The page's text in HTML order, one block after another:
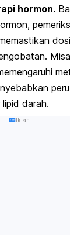
hormon.
darah.
Iklan